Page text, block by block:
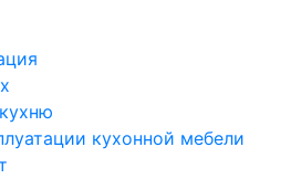
кухонной мебели